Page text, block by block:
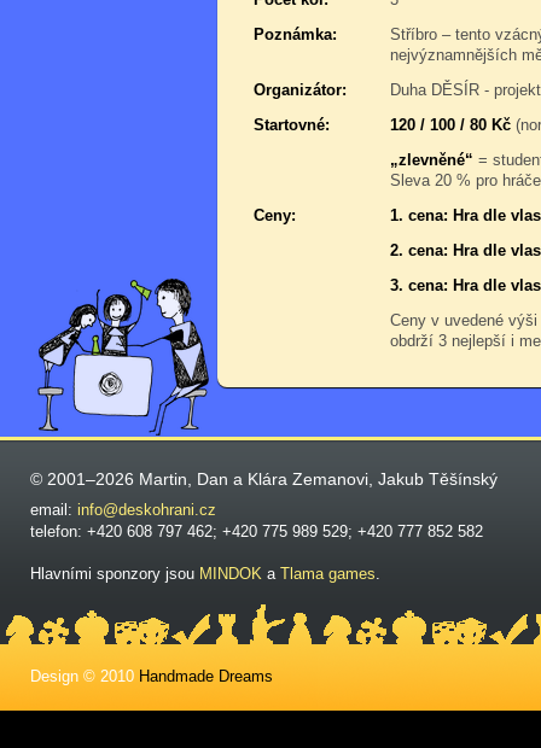
Poznámka:
Stříbro – tento
nejvýznamnějších
Organizátor:
Duha DĚSÍR -
Startovné:
120 / 100 / 80 Kč
„zlevněné“ =
Sleva 20 % pro
Ceny:
1. cena: Hra dle
2. cena: Hra dle
3. cena: Hra dle
Ceny v uvedené
obdrží 3 nejlepší i
© 2001–2026 Martin, Dan a Klára Zemanovi, Jakub Těšínský
email: info@deskohrani.cz
telefon: +420 608 797 462; +420 775 989 529; +420 777 852 582
Hlavními sponzory jsou MINDOK a Tlama games.
Design © 2010 Handmade Dreams